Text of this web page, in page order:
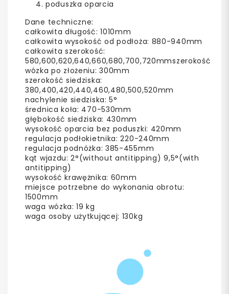
poduszka oparcia
Dane techniczne:
całkowita długość: 1010mm
całkowita wysokość od podłoża: 880-940mm
całkowita szerokość:
580,600,620,640,660,680,700,720mmszerokość
wózka po złożeniu: 300mm
szerokość siedziska:
380,400,420,440,460,480,500,520mm
nachylenie siedziska: 5°
średnica koła: 470-530mm
głębokość siedziska: 430mm
wysokość oparcia bez poduszki: 420mm
regulacja podłokietnika: 220-240mm
regulacja podnóżka: 385-455mm
kąt wjazdu: 2°(without antitipping) 9,5°(with
antitipping)
wysokość krawężnika: 60mm
miejsce potrzebne do wykonania obrotu:
1500mm
waga wózka: 19 kg
waga osoby użytkującej: 130kg